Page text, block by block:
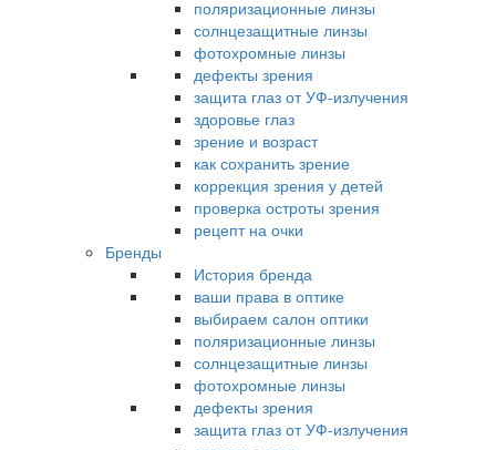
поляризационные линзы
солнцезащитные линзы
фотохромные линзы
дефекты зрения
защита глаз от УФ-излучения
здоровье глаз
зрение и возраст
как сохранить зрение
коррекция зрения у детей
проверка остроты зрения
рецепт на очки
Бренды
История бренда
ваши права в оптике
выбираем салон оптики
поляризационные линзы
солнцезащитные линзы
фотохромные линзы
дефекты зрения
защита глаз от УФ-излучения